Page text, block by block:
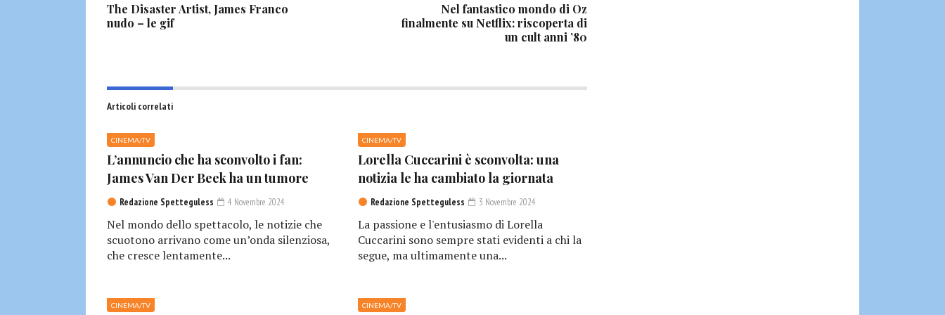
The Disaster Artist, James Franco
nudo – le gif
Nel fantastico mondo di Oz
finalmente su Netflix: riscoperta di
un cult anni ’80
Articoli correlati
CINEMA/TV
L’annuncio che ha sconvolto i fan:
James Van Der Beek ha un tumore
Redazione Spetteguless 4 Novembre 2024
Nel mondo dello spettacolo, le notizie che
scuotono arrivano come un’onda silenziosa,
che cresce lentamente...
CINEMA/TV
Lorella Cuccarini è sconvolta: una
notizia le ha cambiato la giornata
Redazione Spetteguless 3 Novembre 2024
La passione e l'entusiasmo di Lorella
Cuccarini sono sempre stati evidenti a chi la
segue, ma ultimamente una...
CINEMA/TV CINEMA/TV